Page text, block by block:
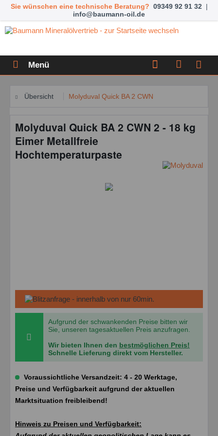
Sie wünschen eine technische Beratung? 09349 92 91 32 |
info@baumann-oil.de
Menü
Übersicht Molyduval Quick BA 2 CWN
Molyduval Quick BA 2 CWN 2 - 18 kg
Eimer Metallfreie
Hochtemperaturpaste
Aufgrund der schwankenden Preise bitten wir
Sie, unseren tagesaktuellen Preis anzufragen.
Wir bieten Ihnen den bestmöglichen Preis!
Schnelle Lieferung direkt vom Hersteller.
Voraussichtliche Versandzeit: 4 - 20 Werktage,
Preise und Verfügbarkeit aufgrund der aktuellen
Marktsituation freibleibend!
Hinweis zu Preisen und Verfügbarkeit: